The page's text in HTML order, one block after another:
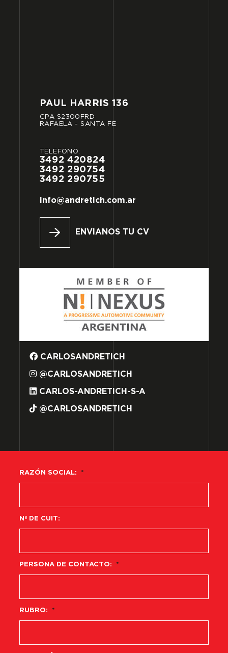
PAUL HARRIS 136
CPA S2300FRD
RAFAELA
- SANTA FE
TELÉFONO:
3492 420824
3492 290754
3492 290755
info@andretich.com.ar
ENVIANOS TU CV
CARLOSANDRETICH
@CARLOSANDRETICH
CARLOS-ANDRETICH-S-A
@CARLOSANDRETICH
RAZÓN SOCIAL: *
Nº DE CUIT:
PERSONA DE CONTACTO: *
RUBRO: *